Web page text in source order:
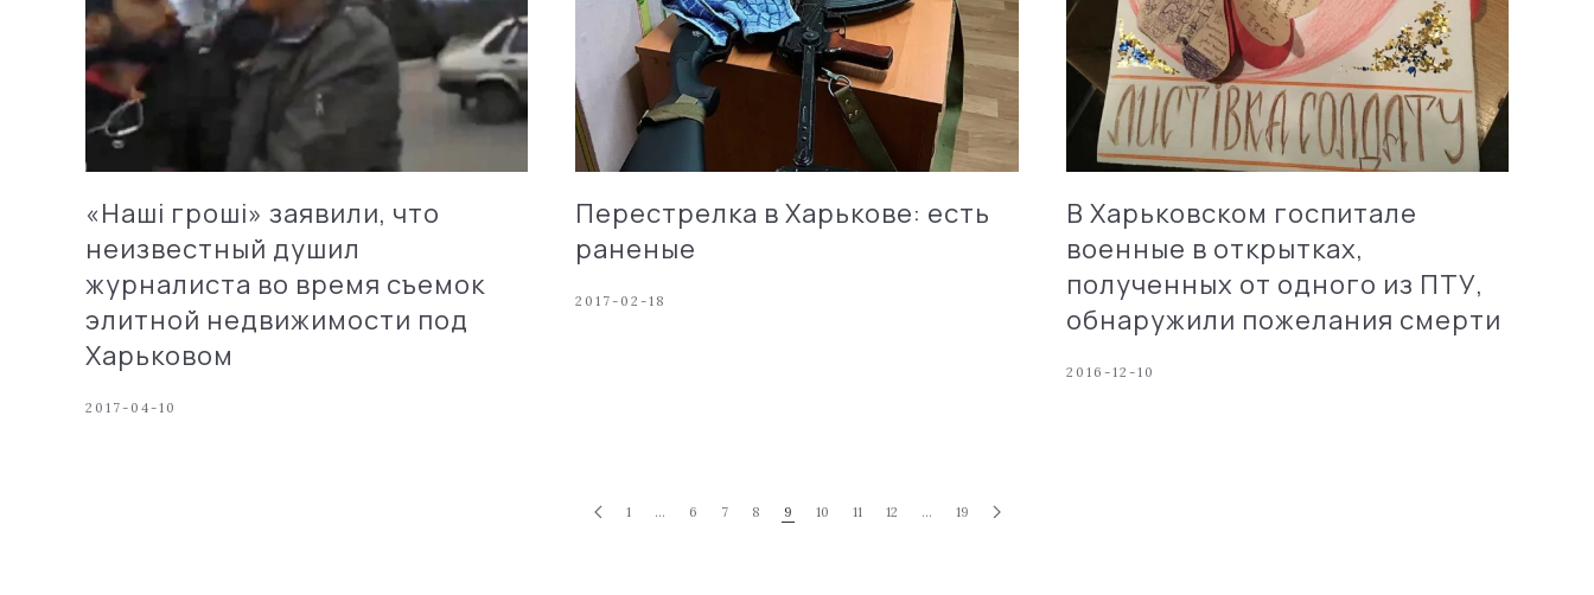
«Наші гроші» заявили, что
неизвестный душил
журналиста во время съемок
элитной недвижимости под
Харьковом
2017-04-10
Перестрелка в Харькове: есть
раненые
2017-02-18
В Харьковском госпитале
военные в открытках,
полученных от одного из ПТУ,
обнаружили пожелания смерти
2016-12-10
1 … 6 7 8 9 10 11 12 … 19